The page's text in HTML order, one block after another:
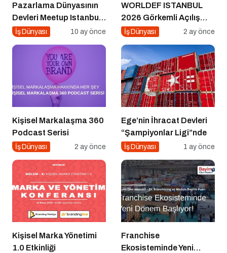
Pazarlama Dünyasının
Devleri Meetup Istanbul
2025’te Buluşuyor
İş Dünyası 10 ay önce
WORLDEF ISTANBUL
2026 Görkemli Açılış
Töreniyle Başladı
İş Dünyası 2 ay önce
Kişisel Markalaşma 360
Podcast Serisi
İş Dünyası 2 ay önce
Ege’nin İhracat Devleri
“Şampiyonlar Ligi”nde
İş Dünyası 1 ay önce
Kişisel Marka Yönetimi
1.0 Etkinliği
Franchise
Ekosisteminde Yeni